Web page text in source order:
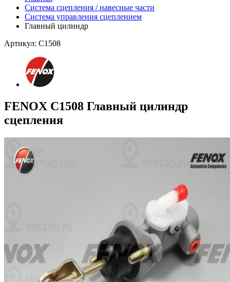
Система сцепления / навесные части
Система управления сцеплением
Главный цилиндр
Артикул: C1508
FENOX C1508 Главный цилиндр
сцепления